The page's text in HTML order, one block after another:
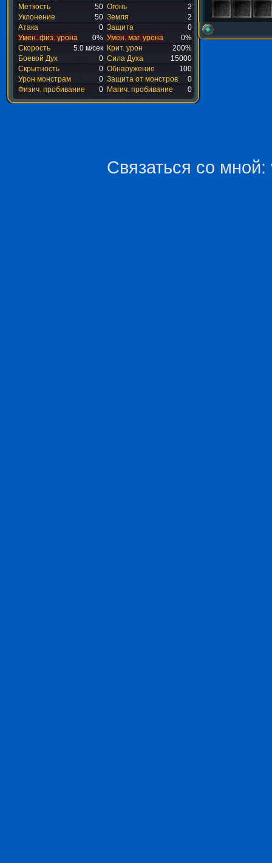
Меткость
50 Огонь
2
Уклонение
50 Земля
2
Атака
0 Защита
0
Умен. физ. урона
0% Умен. маг. урона
0%
Скорость
5.0 м/сек Крит. урон
200%
Боевой Дух
0 Сила Духа
15000
Скрытность
0 Обнаружение
100
Урон монстрам
0 Защита от монстров
0
Физич. пробивание
0 Магич. пробивание 0
Связаться со мной: